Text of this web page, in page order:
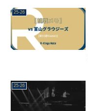
25-26
25-26